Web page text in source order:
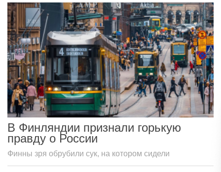
В Финляндии признали горькую
правду о России
Финны зря обрубили сук, на котором сидели